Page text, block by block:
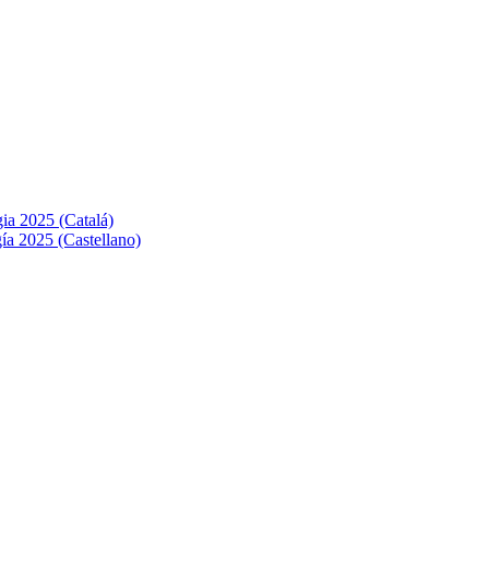
2025 (Catalá)
2025 (Castellano)